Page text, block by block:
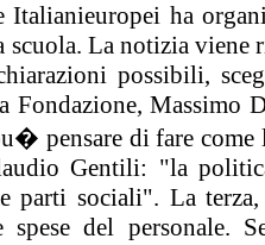
Italianieuropei ha
scuola. La notizia
possibili,
Fondazione, Massimo
pensare di fare
Gentili: "la
parti sociali". La
spese del personale.